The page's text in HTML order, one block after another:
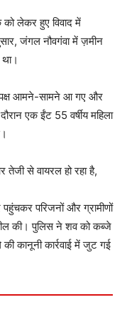
को लेकर हुए विवाद में
जंगल नौवगंवा में ज़मीन
आमने-सामने आ गए और
एक ईंट 55 वर्षीय महिला
तेजी से वायरल हो रहा है,
परिजनों और ग्रामीणों
की। पुलिस ने शव को कब्जे
कानूनी कार्रवाई में जुट गई